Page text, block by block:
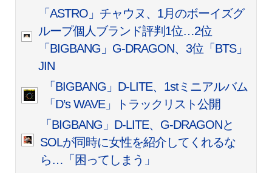
「ASTRO」チャウヌ、1月のボーイズグ
ループ個人ブランド評判1位…2位
「BIGBANG」G-DRAGON、3位「BTS」
JIN
「BIGBANG」D-LITE、1stミニアルバム
「D’s WAVE」トラックリスト公開
「BIGBANG」D-LITE、G-DRAGONと
SOLが同時に女性を紹介してくれるな
ら…「困ってしまう」